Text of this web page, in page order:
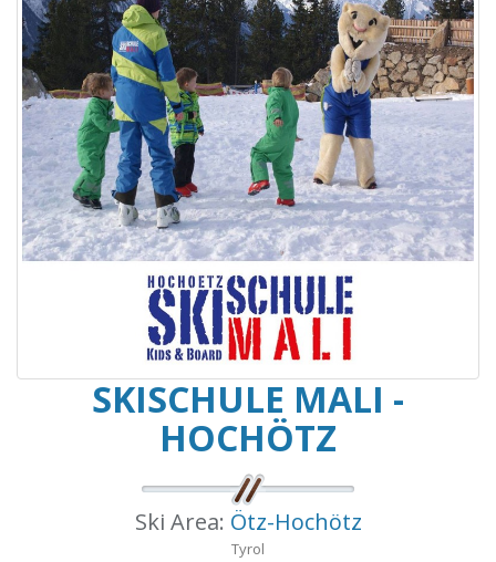
SKISCHULE MALI -
HOCHÖTZ
Ski Area: Ötz-Hochötz
Tyrol